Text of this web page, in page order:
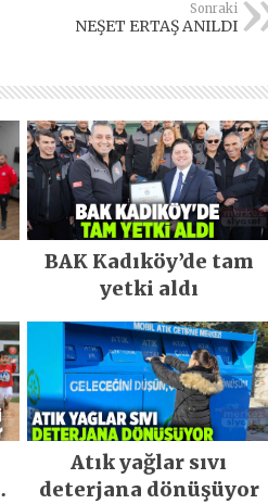
Sonraki
NEŞET ERTAŞ ANILDI
BAK Kadıköy’de tam
yetki aldı
Atık yağlar sıvı
deterjana dönüşüyor